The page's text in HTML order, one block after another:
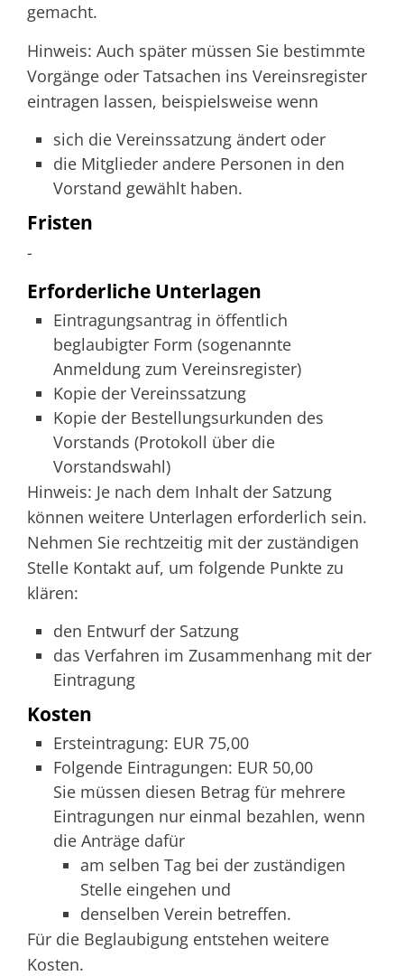
gemacht.
Hinweis: Auch später müssen Sie bestimmte
Vorgänge oder Tatsachen ins Vereinsregister
eintragen lassen, beispielsweise wenn
sich die Vereinssatzung ändert oder
die Mitglieder andere Personen in den
Vorstand gewählt haben.
Fristen
-
Erforderliche Unterlagen
Eintragungsantrag in öffentlich
beglaubigter Form (sogenannte
Anmeldung zum Vereinsregister)
Kopie der Vereinssatzung
Kopie der Bestellungsurkunden des
Vorstands (Protokoll über die
Vorstandswahl)
Hinweis: Je nach dem Inhalt der Satzung
können weitere Unterlagen erforderlich sein.
Nehmen Sie rechtzeitig mit der zuständigen
Stelle Kontakt auf, um folgende Punkte zu
klären:
den Entwurf der Satzung
das Verfahren im Zusammenhang mit der
Eintragung
Kosten
Ersteintragung: EUR 75,00
Folgende Eintragungen: EUR 50,00
Sie müssen diesen Betrag für mehrere
Eintragungen nur einmal bezahlen, wenn
die Anträge dafür
am selben Tag bei der zuständigen
Stelle eingehen und
denselben Verein betreffen.
Für die Beglaubigung entstehen weitere
Kosten.